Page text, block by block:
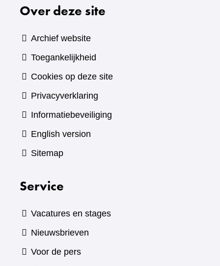
Over deze site
Archief website
Toegankelijkheid
Cookies op deze site
Privacyverklaring
Informatiebeveiliging
English version
Sitemap
Service
Vacatures en stages
Nieuwsbrieven
Voor de pers